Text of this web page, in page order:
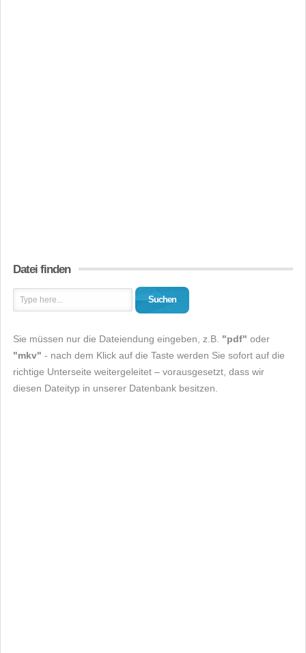
Datei finden
Suchen
Sie müssen nur die Dateiendung eingeben, z.B. "pdf" oder
"mkv" - nach dem Klick auf die Taste werden Sie sofort auf die
richtige Unterseite weitergeleitet – vorausgesetzt, dass wir
diesen Dateityp in unserer Datenbank besitzen.